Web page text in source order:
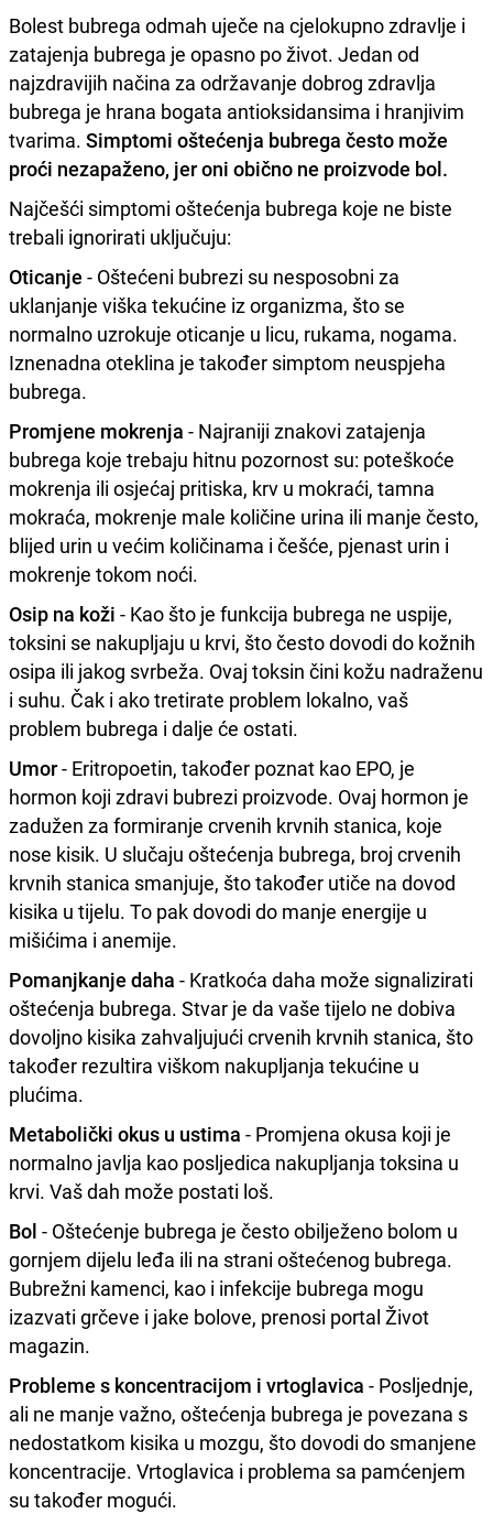
Bolest bubrega odmah uječe na cjelokupno zdravlje i
zatajenja bubrega je opasno po život. Jedan od
najzdravijih načina za održavanje dobrog zdravlja
bubrega je hrana bogata antioksidansima i hranjivim
tvarima. Simptomi oštećenja bubrega često može
proći nezapaženo, jer oni obično ne proizvode bol.
Najčešći simptomi oštećenja bubrega koje ne biste
trebali ignorirati uključuju:
Oticanje - Oštećeni bubrezi su nesposobni za
uklanjanje viška tekućine iz organizma, što se
normalno uzrokuje oticanje u licu, rukama, nogama.
Iznenadna oteklina je također simptom neuspjeha
bubrega.
Promjene mokrenja - Najraniji znakovi zatajenja
bubrega koje trebaju hitnu pozornost su: poteškoće
mokrenja ili osjećaj pritiska, krv u mokraći, tamna
mokraća, mokrenje male količine urina ili manje često,
blijed urin u većim količinama i češće, pjenast urin i
mokrenje tokom noći.
Osip na koži - Kao što je funkcija bubrega ne uspije,
toksini se nakupljaju u krvi, što često dovodi do kožnih
osipa ili jakog svrbeža. Ovaj toksin čini kožu nadraženu
i suhu. Čak i ako tretirate problem lokalno, vaš
problem bubrega i dalje će ostati.
Umor- Eritropoetin, također poznat kao EPO, je
hormon koji zdravi bubrezi proizvode. Ovaj hormon je
zadužen za formiranje crvenih krvnih stanica, koje
nose kisik. U slučaju oštećenja bubrega, broj crvenih
krvnih stanica smanjuje, što također utiče na dovod
kisika u tijelu. To pak dovodi do manje energije u
mišićima i anemije.
Pomanjkanje daha - Kratkoća daha može signalizirati
oštećenja bubrega. Stvar je da vaše tijelo ne dobiva
dovoljno kisika zahvaljujući crvenih krvnih stanica, što
također rezultira viškom nakupljanja tekućine u
plućima.
Metabolički okus u ustima - Promjena okusa koji je
normalno javlja kao posljedica nakupljanja toksina u
krvi. Vaš dah može postati loš.
Bol - Oštećenje bubrega je često obilježeno bolom u
gornjem dijelu leđa ili na strani oštećenog bubrega.
Bubrežni kamenci, kao i infekcije bubrega mogu
izazvati grčeve i jake bolove, prenosi portal Život
magazin.
Probleme s koncentracijom i vrtoglavica - Posljednje,
ali ne manje važno, oštećenja bubrega je povezana s
nedostatkom kisika u mozgu, što dovodi do smanjene
koncentracije. Vrtoglavica i problema sa pamćenjem
su također mogući.